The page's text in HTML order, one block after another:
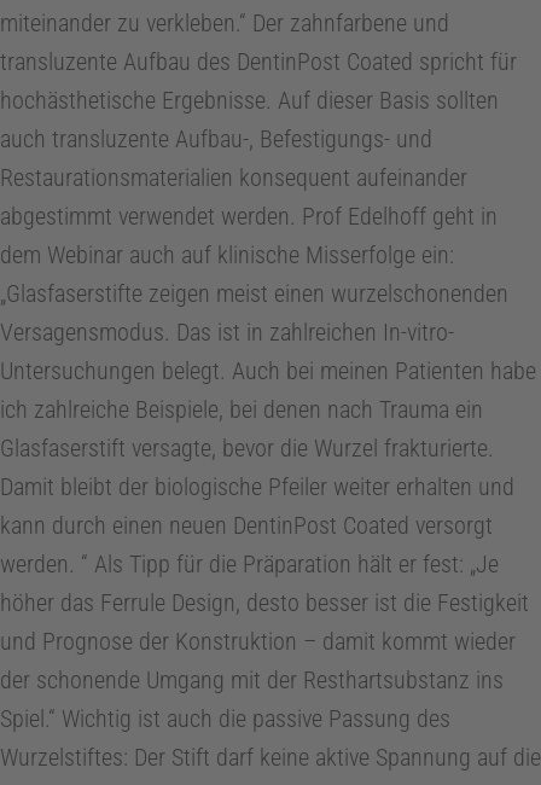
n
d
o
d
o
n
t
o
l
o
g
miteinander zu verkleben.“ Der zahnfarbene und
transluzente Aufbau des DentinPost Coated spricht für
hochästhetische Ergebnisse. Auf dieser Basis sollten
auch transluzente Aufbau-, Befestigungs- und
Restaurationsmaterialien konsequent aufeinander
abgestimmt verwendet werden. Prof Edelhoff geht in
dem Webinar auch auf klinische Misserfolge ein:
„Glasfaserstifte zeigen meist einen wurzelschonenden
Versagensmodus. Das ist in zahlreichen In-vitro-
Untersuchungen belegt. Auch bei meinen Patienten habe
ich zahlreiche Beispiele, bei denen nach Trauma ein
Glasfaserstift versagte, bevor die Wurzel frakturierte.
Damit bleibt der biologische Pfeiler weiter erhalten und
kann durch einen neuen DentinPost Coated versorgt
werden. “ Als Tipp für die Präparation hält er fest: „Je
höher das Ferrule Design, desto besser ist die Festigkeit
und Prognose der Konstruktion – damit kommt wieder
der schonende Umgang mit der Resthartsubstanz ins
Spiel.“ Wichtig ist auch die passive Passung des
Wurzelstiftes: Der Stift darf keine aktive Spannung auf die